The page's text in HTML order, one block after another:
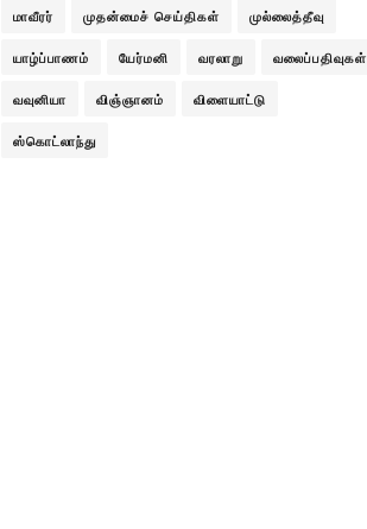
மாவீரர் முதன்மைச் செய்திகள் முல்லைத்தீவு
யாழ்ப்பாணம் யேர்மனி வரலாறு வலைப்பதிவுகள்
வவுனியா விஞ்ஞானம் விளையாட்டு
ஸ்கொட்லாந்து